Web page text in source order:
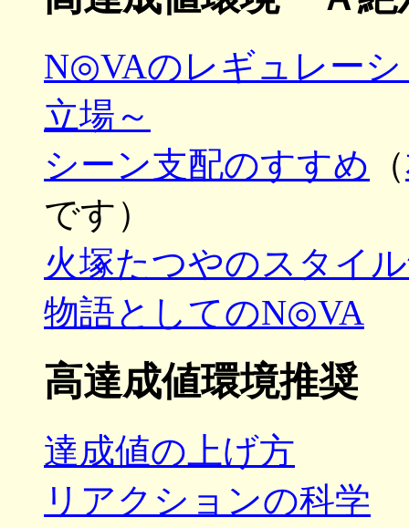
N◎VAのレギュレー
立場～
シーン支配のすすめ （
です）
火塚たつやのスタイ
物語としてのN◎VA
高達成値環境推奨
達成値の上げ方
リアクションの科学